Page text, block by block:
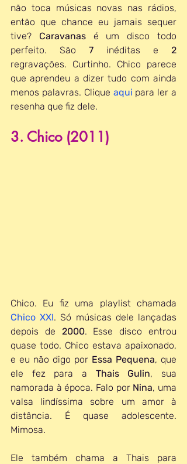
não toca músicas novas nas rádios,
então que chance eu jamais sequer
tive? Caravanas é um disco todo
perfeito. São 7 inéditas e
regravações. Curtinho. Chico parece
que aprendeu a dizer tudo com ainda
menos palavras. Clique aqui para ler a
resenha que fiz dele.
3. Chico (2011)
Chico XXI. Só músicas dele lançadas
depois de 2000. Esse disco entrou
quase todo. Chico estava apaixonado,
e eu não digo por Essa Pequena, que
ele fez para a Thais Gulin, sua
namorada à época. Falo por Nina, uma
valsa lindíssima sobre um amor à
distância. É quase adolescente.
Mimosa.
Ele também chama a Thais para